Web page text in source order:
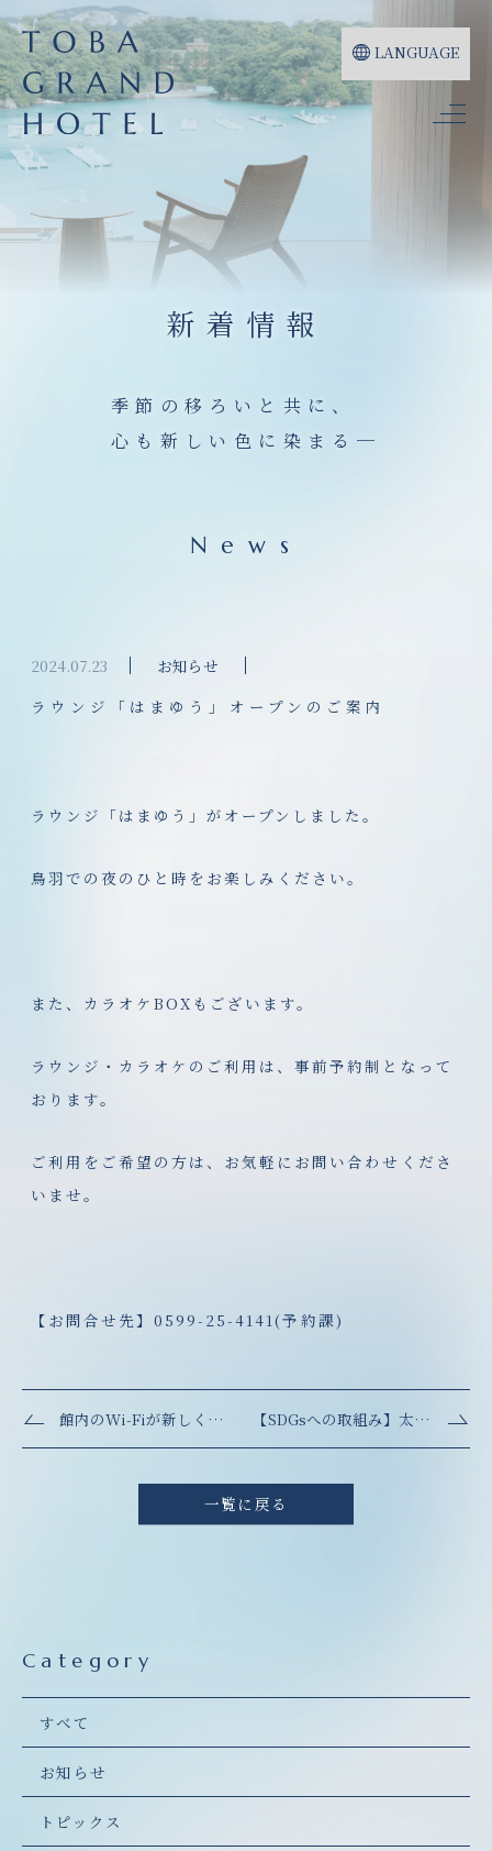
LANGUAGE
新着情報
季節の移ろいと共に、
心も新しい色に染まる─
News
2024.07.23
お知らせ
ラウンジ「はまゆう」オープンのご案内
ラウンジ「はまゆう」がオープンしました。
鳥羽での夜のひと時をお楽しみください。
また、カラオケBOXもございます。
ラウンジ・カラオケのご利用は、事前予約制となって
おります。
ご利用をご希望の方は、お気軽にお問い合わせくださ
いませ。
【お問合せ先】0599-25-4141(予約課)
館内のWi-Fiが新しくなりました 【SDGsへの取組み】太陽光発電装置設置
一覧に戻る
Category
すべて
お知らせ
トピックス